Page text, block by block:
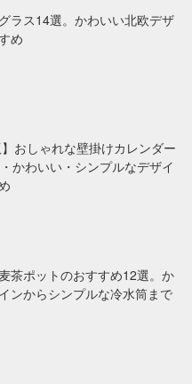
ラス14選。かわいい北欧デザ
め
】おしゃれな壁掛けカレンダー
かわいい・シンプルなデザイ
茶ポットのおすすめ12選。か
ンからシンプルな冷水筒まで